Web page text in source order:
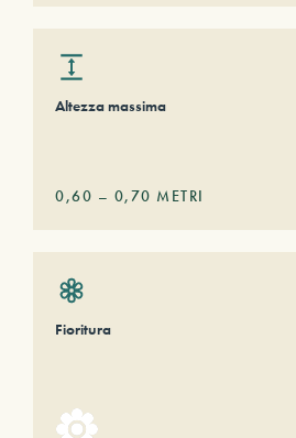
Altezza massima
0,60 – 0,70 METRI
Fioritura